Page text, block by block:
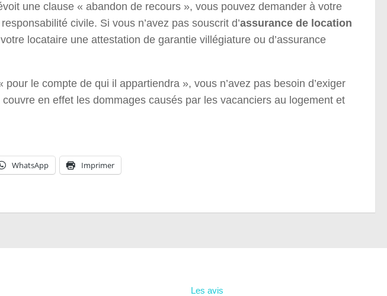
une clause « abandon de recours », vous pouvez demander à votre
civile. Si vous n’avez pas souscrit d’assurance de location
locataire une attestation de garantie villégiature ou d’assurance
le compte de qui il appartiendra », vous n’avez pas besoin d’exiger
en effet les dommages causés par les vacanciers au logement et
WhatsApp Imprimer
Les avis